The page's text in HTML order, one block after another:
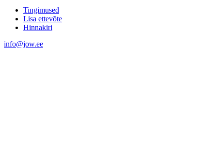
Tingimused
Lisa ettevõte
Hinnakiri
info@jow.ee